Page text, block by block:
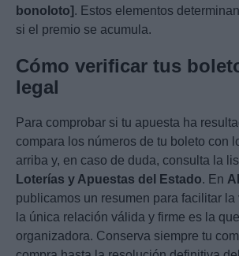
bonoloto]. Estos elementos
si el premio se acumula.
Cómo verificar tus
legal
Para comprobar si tu apuesta ha
compara los números de tu boleto con
arriba y, en caso de duda, consulta la
Loterías y Apuestas del Estado. En
publicamos un resumen para facilitar la
la única relación válida y firme es la
organizadora. Conserva siempre tu